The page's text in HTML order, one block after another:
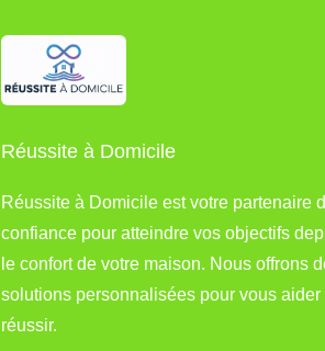
Réussite à Domicile
Réussite à Domicile est votre partenaire
confiance pour atteindre vos objectifs
le confort de votre maison. Nous offrons
solutions personnalisées pour vous aider
réussir.